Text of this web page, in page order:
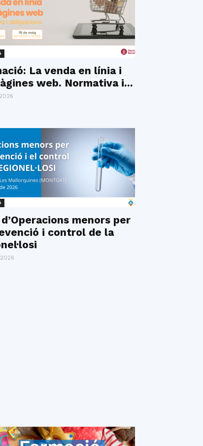
La venda en línia i
web. Normativa i...
menors per
i control de la